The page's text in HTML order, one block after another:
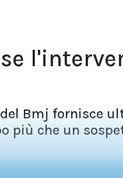
Bmj fornisce
più che un